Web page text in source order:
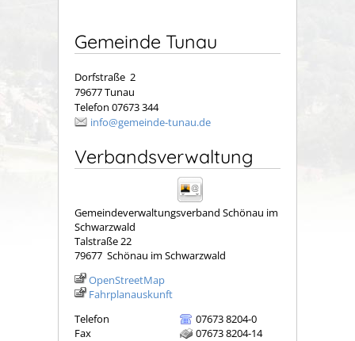
Gemeinde Tunau
Dorfstraße 2
79677 Tunau
Telefon 07673 344
info@gemeinde-tunau.de
Verbandsverwaltung
Gemeindeverwaltungsverband Schönau im
Schwarzwald
Talstraße 22
79677 Schönau im Schwarzwald
OpenStreetMap
Fahrplanauskunft
Telefon
07673 8204-0
Fax
07673 8204-14